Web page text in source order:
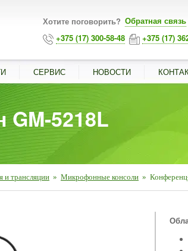
Хотите поговорить? Обратная связь
+375 (17) 300-58-48
+375 (17)
СЕРВИС НОВОСТИ
5218L
и трансляции » Микрофонные консоли »
■